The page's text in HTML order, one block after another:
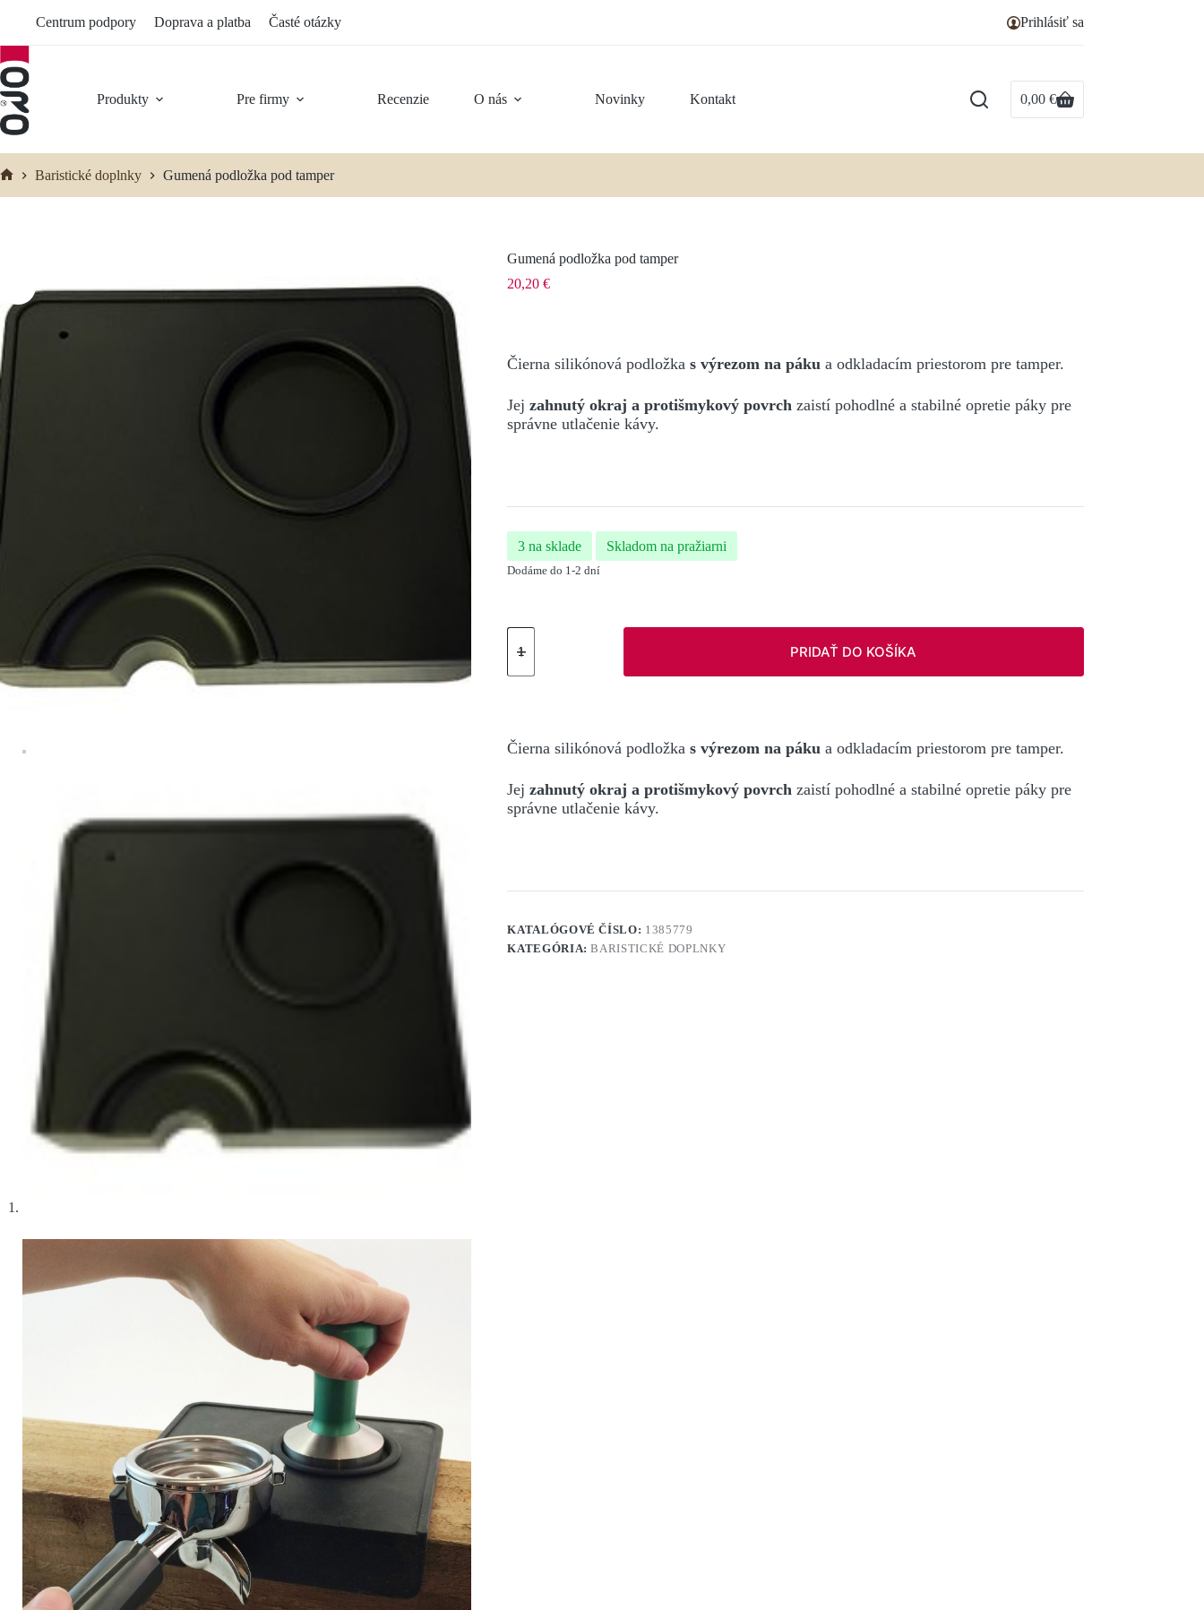
Centrum podpory Doprava a platba Časté otázky Prihlásiť sa
Produkty Pre firmy Recenzie O nás Novinky Kontakt
Nákupný
košík
0,00 €
Baristické doplnky Gumená podložka pod tamper
Gumená podložka pod tamper
20,20€
Čierna silikónová podložkas výrezom na páku a odkladacím priestorom pre tamper.
Jejzahnutý okraj a protišmykový povrch zaistí pohodlné a stabilné opretie páky pre
správne utlačenie kávy.
3 na sklade Skladom na pražiarni
Dodáme do 1-2 dní
množstvo
Gumená
pod
PRIDAŤ DO KOŠÍKA
Čierna silikónová podložkas výrezom na páku a odkladacím priestorom pre tamper.
Jejzahnutý okraj a protišmykový povrch zaistí pohodlné a stabilné opretie páky pre
správne utlačenie kávy.
KATALÓGOVÉ ČÍSLO: 1385779
KATEGÓRIA:BARISTICKÉ DOPLNKY